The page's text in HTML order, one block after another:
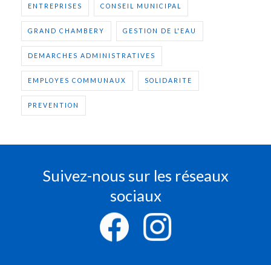
ENTREPRISES CONSEIL MUNICIPAL
GRAND CHAMBERY GESTION DE L'EAU
DEMARCHES ADMINISTRATIVES
EMPLOYES COMMUNAUX SOLIDARITE
PREVENTION
Suivez-nous sur les réseaux
sociaux